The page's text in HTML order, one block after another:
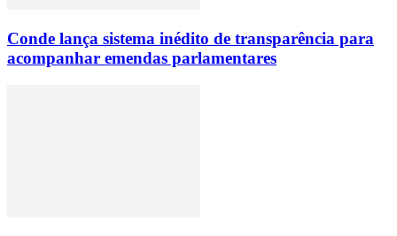
Conde lança sistema inédito de transparência para
acompanhar emendas parlamentares